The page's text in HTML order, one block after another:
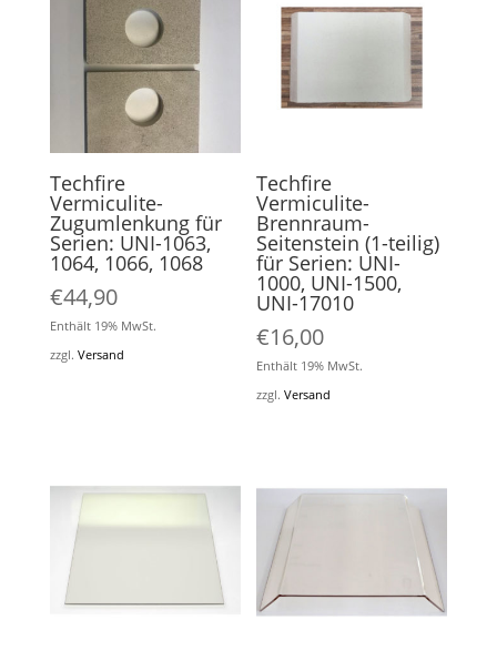
Techfire
Vermiculite-
Zugumlenkung für
Serien: UNI-1063,
1064, 1066, 1068
€44,90
Enthält 19% MwSt.
zzgl. Versand
Techfire
Vermiculite-
Brennraum-
Seitenstein (1-teilig)
für Serien: UNI-
1000, UNI-1500,
UNI-17010
€16,00
Enthält 19% MwSt.
zzgl.Versand